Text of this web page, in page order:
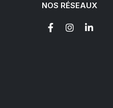
NOS RÉSEAUX